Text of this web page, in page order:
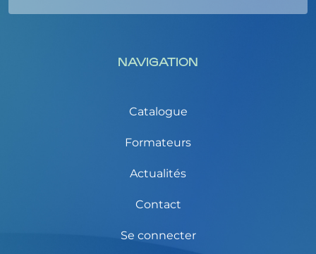
NAVIGATION
Catalogue
Formateurs
Actualités
Contact
Se connecter